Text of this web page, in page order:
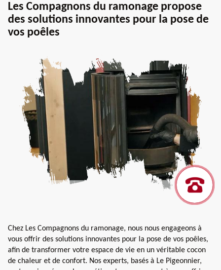
Les Compagnons du ramonage propose
des solutions innovantes pour la pose de
vos poêles
Chez Les Compagnons du ramonage, nous nous engageons à
vous offrir des solutions innovantes pour la pose de vos poêles,
afin de transformer votre espace de vie en un véritable cocon
de chaleur et de confort. Nos experts, basés à Le Pigeonnier,